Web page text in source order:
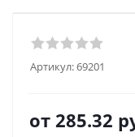
Артикул:69201
от 285.32